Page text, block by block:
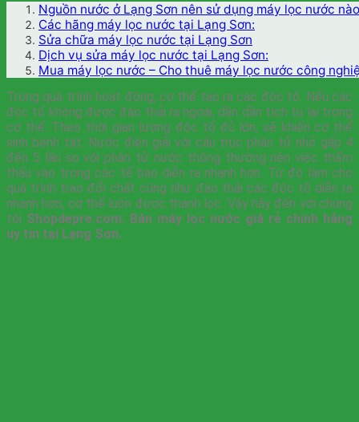
Nguồn nước ở Lạng Sơn nên sử dụng máy lọc nước
Các hãng máy lọc nước tại Lạng Sơn:
Sửa chữa máy lọc nước tại Lạng Sơn
Dịch vụ sửa máy lọc nước tại Lạng Sơn:
Mua máy lọc nước – Cho thuê máy lọc nước công
Trong quá trình hoạt động, cơ thể tạo ra các độc tố. Nếu các
độc tố không được đào thải ra ngoài, dần dần tích tụ lại trong
cơ thể. Theo thời gian lượng độc tố đủ lớn, sẽ khiến cơ thể
sinh bệnh tật. Nước điện giải với cấu trúc phân tử nhỏ gấp 4
đến 5 lần so với phân tử nước thông thường nên việc thẩm
thấu vào trong các tế bào diễn ra nhanh hơn. Từ đó làm cho
quá trình trao đổi chất cũng như đào thải các độc tố diễn ra
nhanh hơn, cơ thể luôn được thanh lọc. Vậy hãy đến với chúng
tôi Shopdepre.com. Bán máy lọc nước giá rẻ chính hãng
uy tín tại Lạng Sơn.